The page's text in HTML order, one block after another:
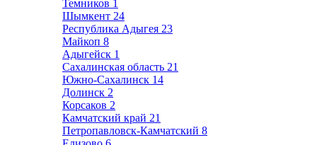
Темников 1
Шымкент 24
Республика Адыгея 23
Майкоп 8
Адыгейск 1
Сахалинская область 21
Южно-Сахалинск 14
Долинск 2
Корсаков 2
Камчатский край 21
Петропавловск-Камчатский 8